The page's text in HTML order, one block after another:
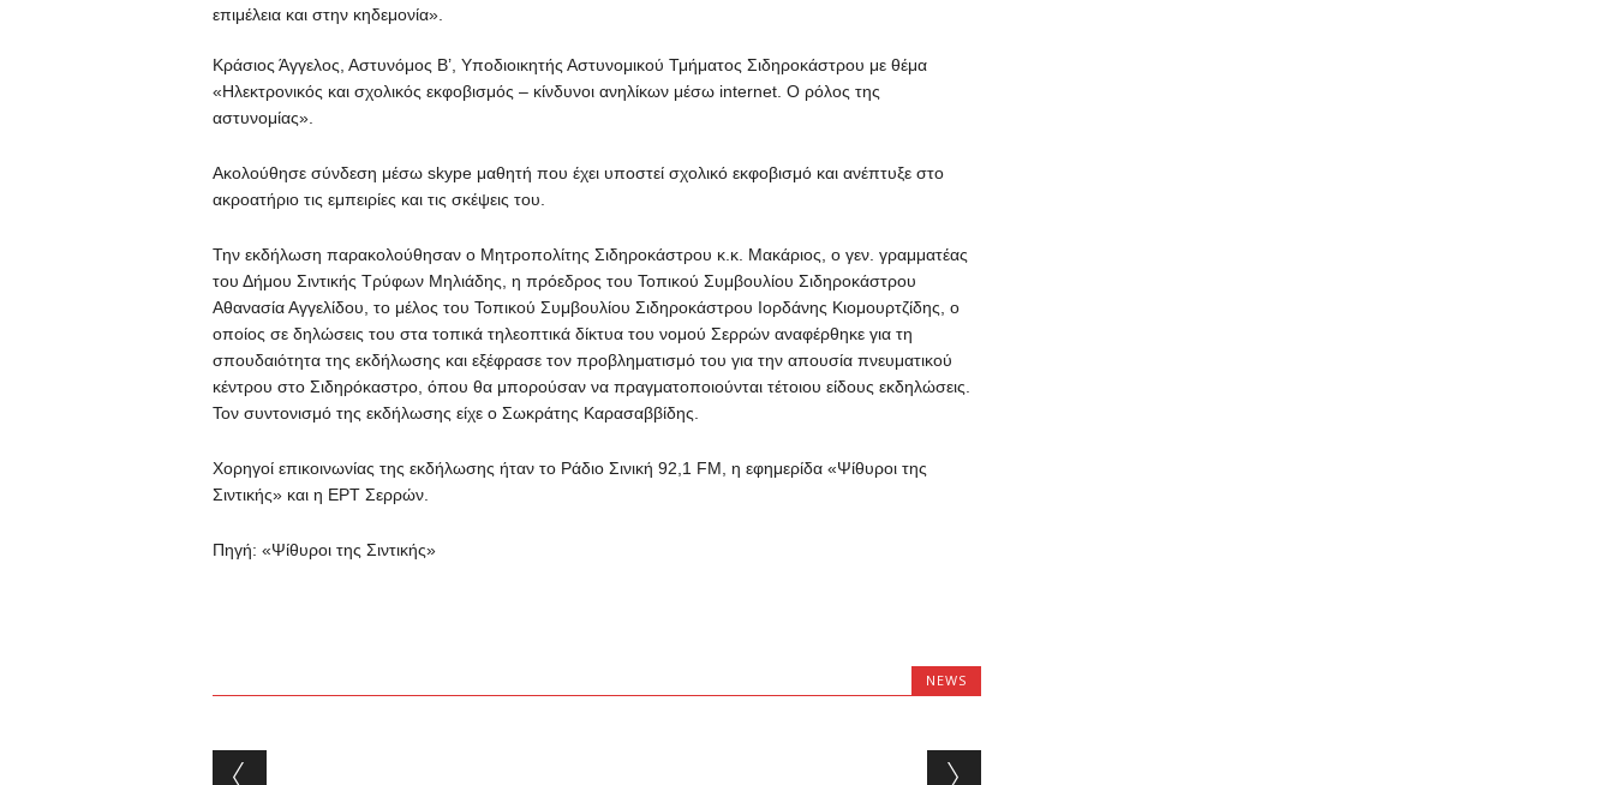
επιμέλεια και στην κηδεμονία».
Κράσιος Άγγελος, Αστυνόμος Β’, Υποδιοικητής Αστυνομικού Τμήματος Σιδηροκάστρου με θέμα
«Ηλεκτρονικός και σχολικός εκφοβισμός – κίνδυνοι ανηλίκων μέσω internet. Ο ρόλος της
αστυνομίας».
Ακολούθησε σύνδεση μέσω skype μαθητή που έχει υποστεί σχολικό εκφοβισμό και ανέπτυξε στο
ακροατήριο τις εμπειρίες και τις σκέψεις του.
Την εκδήλωση παρακολούθησαν ο Μητροπολίτης Σιδηροκάστρου κ.κ. Μακάριος, ο γεν. γραμματέας
του Δήμου Σιντικής Τρύφων Μηλιάδης, η πρόεδρος του Τοπικού Συμβουλίου Σιδηροκάστρου
Αθανασία Αγγελίδου, το μέλος του Τοπικού Συμβουλίου Σιδηροκάστρου Ιορδάνης Κιομουρτζίδης, ο
οποίος σε δηλώσεις του στα τοπικά τηλεοπτικά δίκτυα του νομού Σερρών αναφέρθηκε για τη
σπουδαιότητα της εκδήλωσης και εξέφρασε τον προβληματισμό του για την απουσία πνευματικού
κέντρου στο Σιδηρόκαστρο, όπου θα μπορούσαν να πραγματοποιούνται τέτοιου είδους εκδηλώσεις.
Τον συντονισμό της εκδήλωσης είχε ο Σωκράτης Καρασαββίδης.
Χορηγοί επικοινωνίας της εκδήλωσης ήταν το Ράδιο Σινική 92,1 FM, η εφημερίδα «Ψίθυροι της
Σιντικής» και η ΕΡΤ Σερρών.
Πηγή: «Ψίθυροι της Σιντικής»
NEWS
Post navigation